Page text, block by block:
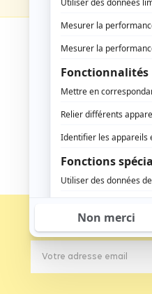
Inscrivez-vous à